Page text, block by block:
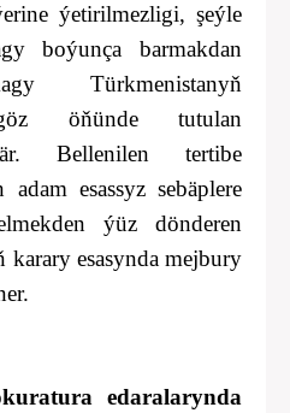
ýetirilmezligi, şeýle
boýunça barmakdan
Türkmenistanyň
öňünde tutulan
Bellenilen tertibe
esassyz sebäplere
ýüz dönderen
esasynda mejbury
edaralarynda